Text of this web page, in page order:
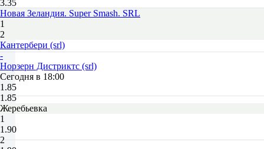
3.35
Новая Зеландия. Super Smash. SRL
1
2
Кантербери (srl)
-
Норзерн Дистриктс (srl)
Сегодня в 18:00
1.85
1.85
Жеребьевка
1
1.90
2